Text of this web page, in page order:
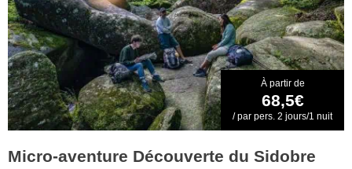
À partir de
68,5€
/ par pers. 2 jours/1 nuit
Micro-aventure Découverte du Sidobre